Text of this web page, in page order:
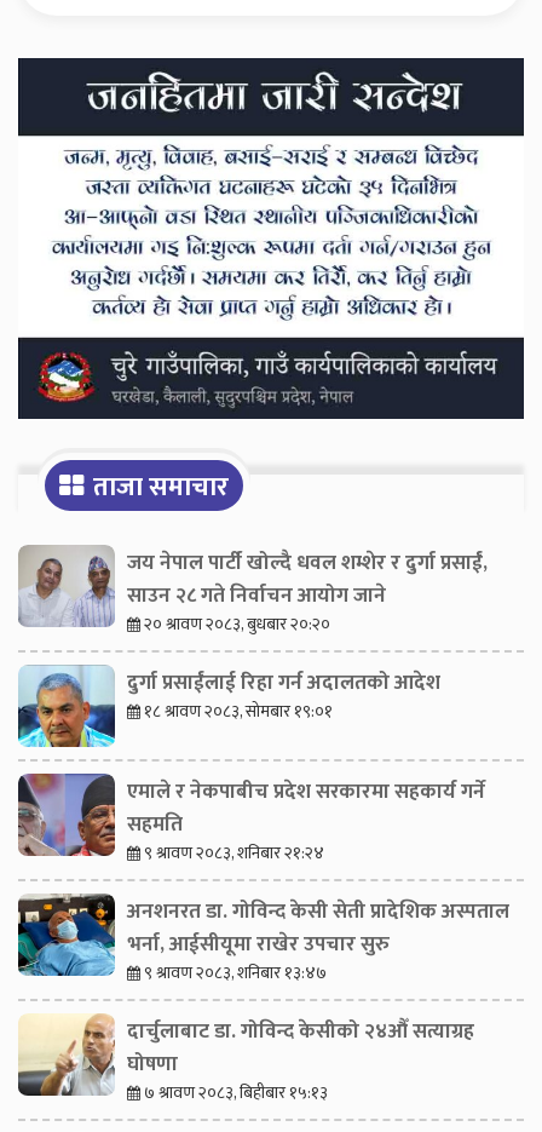
Secondary
Sidebar
ताजा समाचार
जय नेपाल पार्टी खोल्दै धवल शम्शेर र दुर्गा प्रसाईं,
साउन २८ गते निर्वाचन आयोग जाने
२० श्रावण २०८३, बुधबार २०:२०
दुर्गा प्रसाईंलाई रिहा गर्न अदालतको आदेश
१८ श्रावण २०८३, सोमबार १९:०१
एमाले र नेकपाबीच प्रदेश सरकारमा सहकार्य गर्ने
सहमति
९ श्रावण २०८३, शनिबार २१:२४
अनशनरत डा. गोविन्द केसी सेती प्रादेशिक अस्पताल
भर्ना, आईसीयूमा राखेर उपचार सुरु
९ श्रावण २०८३, शनिबार १३:४७
दार्चुलाबाट डा. गोविन्द केसीको २४औँ सत्याग्रह
घोषणा
७ श्रावण २०८३, बिहीबार १५:१३